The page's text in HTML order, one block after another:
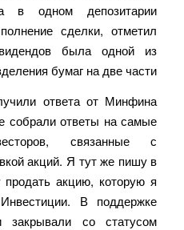
в одном депозитарии
сделки, отметил
была одной из
бумаг на две части.
ответа от Минфина
собрали ответы на самые
связанные с
акций. Я тут же пишу в
акцию, которую я
В поддержке
закрывали со статусом